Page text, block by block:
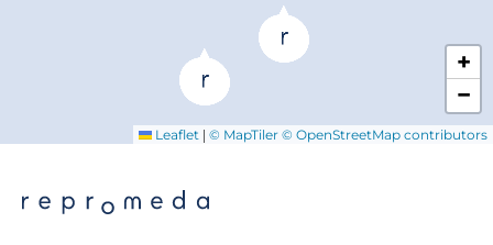
+
−
Leaflet | © MapTiler © OpenStreetMap contributors